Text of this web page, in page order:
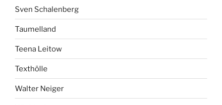
Sven Schalenberg
Taumelland
Teena Leitow
Texthölle
Walter Neiger